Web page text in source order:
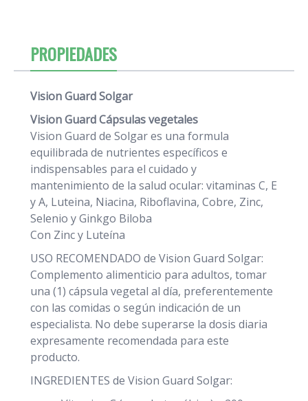
PROPIEDADES
Vision Guard Solgar
Vision Guard Cápsulas vegetales
Vision Guard de Solgar es una formula
equilibrada de nutrientes específicos e
indispensables para el cuidado y
mantenimiento de la salud ocular: vitaminas C, E
y A, Luteina, Niacina, Riboflavina, Cobre, Zinc,
Selenio y Ginkgo Biloba
Con Zinc y Luteína
USO RECOMENDADO de Vision Guard Solgar:
Complemento alimenticio para adultos, tomar
una (1) cápsula vegetal al día, preferentemente
con las comidas o según indicación de un
especialista. No debe superarse la dosis diaria
expresamente recomendada para este
producto.
INGREDIENTES de Vision Guard Solgar: